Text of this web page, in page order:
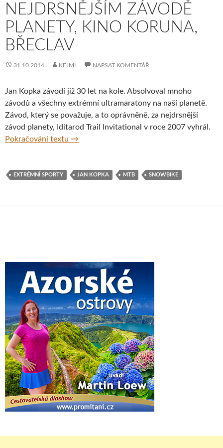
NEJDRSNĚJŠÍM ZÁVODĚ
PLANETY, KINO KORUNA,
BŘECLAV
31.10.2014 KEJML NAPSAT KOMENTÁŘ
Jan Kopka závodí již 30 let na kole. Absolvoval mnoho
závodů a všechny extrémní ultramaratony na naší planetě.
Závod, který se považuje, a to oprávněně, za nejdrsnější
závod planety, Iditarod Trail Invitational v roce 2007 vyhrál.
Pokračování textu Jan Kopka – Aljaška – diashow o
→
EXTRÉMNÍ SPORTY JAN KOPKA MTB SNOWBIKE